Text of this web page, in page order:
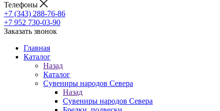
Телефоны
+7 (343) 288-76-86
+7 952 730-03-90
Заказать звонок
Главная
Каталог
Назад
Каталог
Сувениры народов Севера
Назад
Сувениры народов Севера